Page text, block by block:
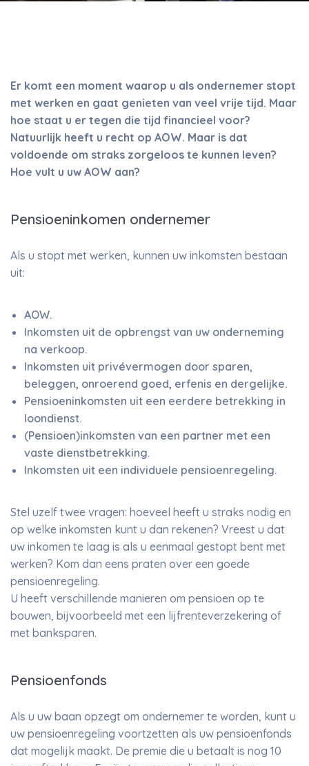
Er komt een moment waarop u als ondernemer stopt
met werken en gaat genieten van veel vrije tijd. Maar
hoe staat u er tegen die tijd financieel voor?
Natuurlijk heeft u recht op AOW. Maar is dat
voldoende om straks zorgeloos te kunnen leven?
Hoe vult u uw AOW aan?
Pensioeninkomen ondernemer
Als u stopt met werken, kunnen uw inkomsten bestaan
uit:
AOW.
Inkomsten uit de opbrengst van uw onderneming
na verkoop.
Inkomsten uit privévermogen door sparen,
beleggen, onroerend goed, erfenis en dergelijke.
Pensioeninkomsten uit een eerdere betrekking in
loondienst.
(Pensioen)inkomsten van een partner met een
vaste dienstbetrekking.
Inkomsten uit een individuele pensioenregeling.
Stel uzelf twee vragen: hoeveel heeft u straks nodig en
op welke inkomsten kunt u dan rekenen? Vreest u dat
uw inkomen te laag is als u eenmaal gestopt bent met
werken? Kom dan eens praten over een goede
pensioenregeling.
U heeft verschillende manieren om pensioen op te
bouwen, bijvoorbeeld met een lijfrenteverzekering of
met banksparen.
Pensioenfonds
Als u uw baan opzegt om ondernemer te worden, kunt u
uw pensioenregeling voortzetten als uw pensioenfonds
dat mogelijk maakt. De premie die u betaalt is nog 10